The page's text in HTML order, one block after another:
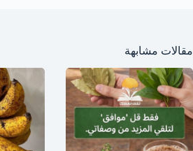
مقالات مشابهة